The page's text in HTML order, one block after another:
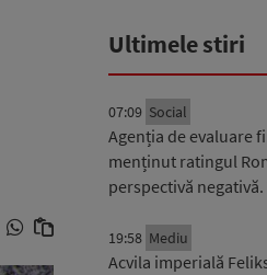
Ultimele stiri
07:09 Social
Agenția de evaluare
menținut ratingul
perspectivă
19:58 Mediu
Acvila imperială